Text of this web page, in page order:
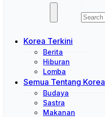
Korea Terkini
Berita
Hiburan
Lomba
Semua Tentang Korea
Budaya
Sastra
Makanan